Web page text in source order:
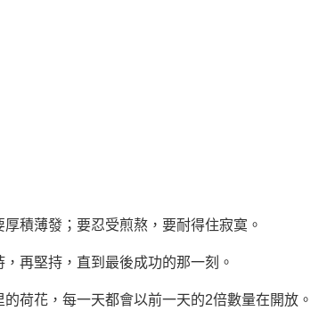
薄發；要忍受煎熬，要耐得住寂寞。
，再堅持，直到最後成功的那一刻。
花，每一天都會以前一天的2倍數量在開放。